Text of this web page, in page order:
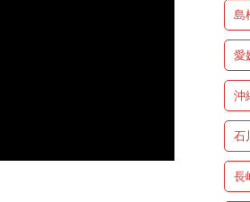
島
愛
沖
石
長